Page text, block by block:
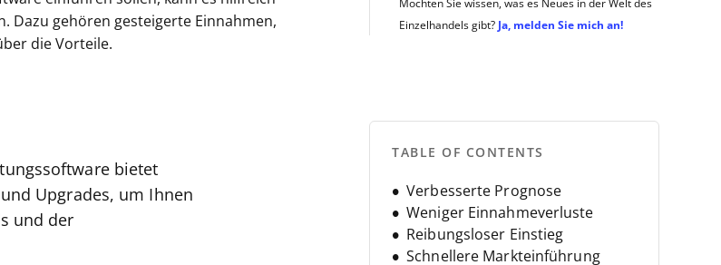
Möchten Sie wissen, was es Neues in der Welt des
Einzelhandels gibt? Ja, melden Sie mich an!
Dazu gehören gesteigerte Einnahmen,
die Vorteile.
bietet
Upgrades, um Ihnen
und der
TABLE OF CONTENTS
Verbesserte Prognose
Weniger Einnahmeverluste
Reibungsloser Einstieg
Schnellere Markteinführung